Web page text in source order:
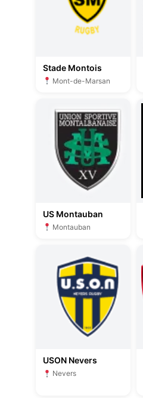
Stade Montois
Mont-de-Marsan
US Montauban
Montauban
USON Nevers
Nevers